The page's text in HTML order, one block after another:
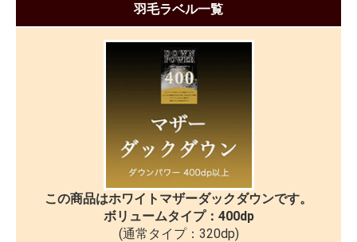
羽毛ラベル一覧
この商品はホワイトマザーダックダウンです。
ボリュームタイプ：400dp
(通常タイプ：320dp)